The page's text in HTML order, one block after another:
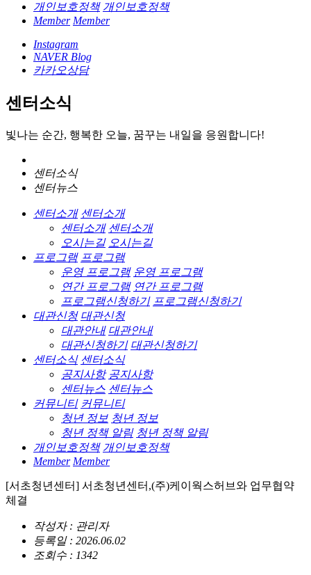
개인보호정책 개인보호정책
Member Member
Instagram
NAVER Blog
카카오상담
센터소식
빛나는 순간, 행복한 오늘, 꿈꾸는 내일을 응원합니다!
센터소식
센터뉴스
센터소개 센터소개
센터소개 센터소개
오시는길 오시는길
프로그램 프로그램
운영 프로그램 운영 프로그램
연간 프로그램 연간 프로그램
프로그램신청하기 프로그램신청하기
대관신청 대관신청
대관안내 대관안내
대관신청하기 대관신청하기
센터소식 센터소식
공지사항 공지사항
센터뉴스 센터뉴스
커뮤니티 커뮤니티
청년 정보 청년 정보
청년 정책 알림 청년 정책 알림
개인보호정책 개인보호정책
Member Member
[서초청년센터] 서초청년센터,(주)케이웍스허브와 업무협약
체결
작성자 : 관리자
등록일 : 2026.06.02
조회수 : 1342